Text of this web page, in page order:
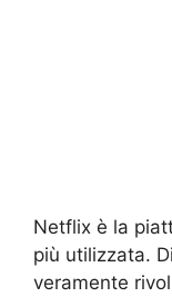
Netflix è la
più utilizzata.
veramente